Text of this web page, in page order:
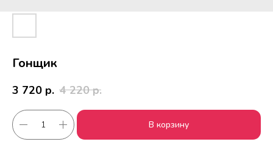
Гонщик
3 720 р. 4 220 р.
В корзину